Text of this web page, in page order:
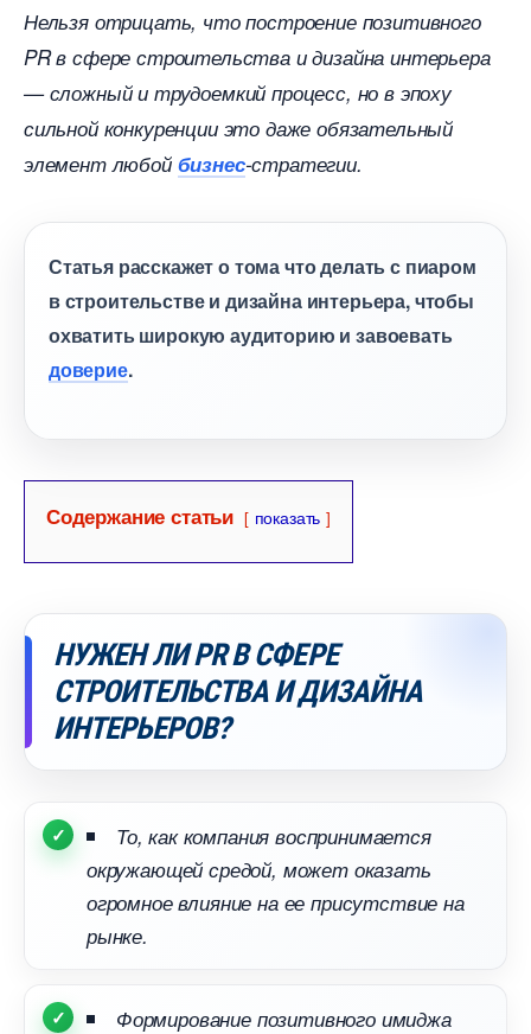
Нельзя отрицать, что построение позитивного
PR в сфере строительства и дизайна интерьера
— сложный и трудоемкий процесс, но в эпоху
сильной конкуренции это даже обязательный
элемент любой изнес-стратегии.
Статья расскажет о тома что делать с пиаром
строительстве и дизайна интерьера, чтобы
охватить широкую аудиторию и завоевать
доверие.
Содержание статьи показать
НУЖЕН ЛИ PR В СФЕРЕ
СТРОИТЕЛЬСТВА И ДИЗАЙНА
ИНТЕРЬЕРОВ?
То, как компания воспринимается
окружающей средой, может оказать
огромное влияние на ее присутствие на
рынке.
Формирование позитивного имиджа